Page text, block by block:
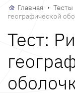
Главная Тесты
географической
Тест: